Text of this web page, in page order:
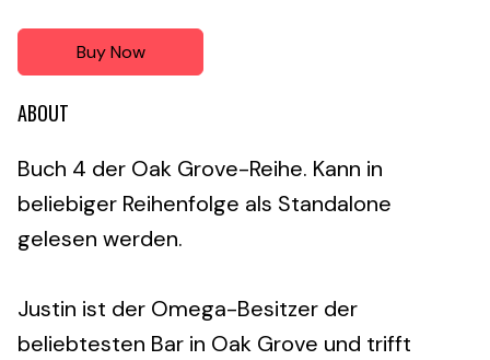
Buy Now
ABOUT
Buch 4 der Oak Grove-Reihe. Kann in
beliebiger Reihenfolge als Standalone
gelesen werden.
Justin ist der Omega-Besitzer der
beliebtesten Bar in Oak Grove und trifft